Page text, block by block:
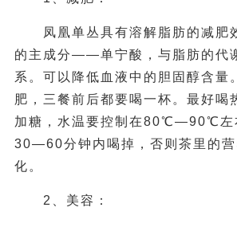
凤凰单丛具有溶解脂肪的减肥
的主成分——单宁酸，与脂肪的代
系。可以降低血液中的胆固醇含量
肥，三餐前后都要喝一杯。最好喝
加糖，水温要控制在80℃—90℃左
30—60分钟内喝掉，否则茶里的营
化。
2、美容：